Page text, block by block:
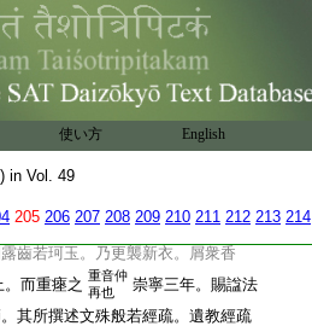
使い方 English
in Vol. 49
205 206 207 208 209 210 211 212 213 214
若出撫錢唐。慈雲遣使邀師。同往
師笑謂使人曰。錢唐境上。且駐却一
5 癭瘵疾。故又號 6 病夫。講道吟哦
倦。預戒門人曰。吾歿後毋厚葬以
毋建塔以誣我。毋謁有位求銘以
宜以陶器二合而瘞
立石志名
已。及亡門人如所戒。歛以陶器
所居巖以藏之。不屋而壇。時乾興元年
齒若珂玉。乃更襲新衣。屑衆香
。而重瘞之 重音仲
再也
崇寧三年。賜諡法
其所撰述文殊般若經疏。遺教經疏